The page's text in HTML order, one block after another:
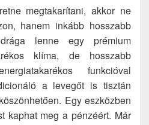
megtakarítani, akkor ne
hanem inkább hosszabb
lenne egy prémium
klíma, de hosszabb
funkcióval
a levegőt is tisztán
Egy eszközben
kaphat meg a pénzéért. Már